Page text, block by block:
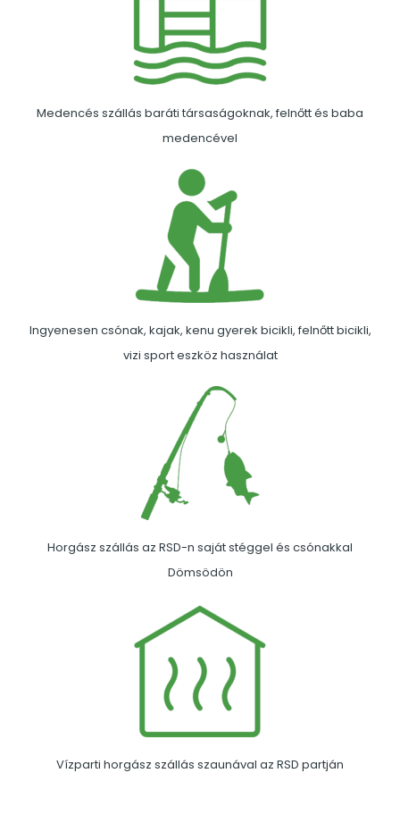
Medencés szállás baráti társaságoknak, felnőtt és baba
medencével
Ingyenesen csónak, kajak, kenu gyerek bicikli, felnőtt bicikli,
vizi sport eszköz használat
Horgász szállás az RSD-n saját stéggel és csónakkal
Dömsödön
Vízparti horgász szállás szaunával az RSD partján